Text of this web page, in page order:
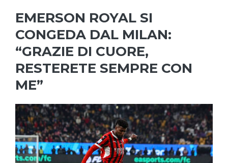
EMERSON ROYAL SI
CONGEDA DAL MILAN:
“GRAZIE DI CUORE,
RESTERETE SEMPRE CON
ME”